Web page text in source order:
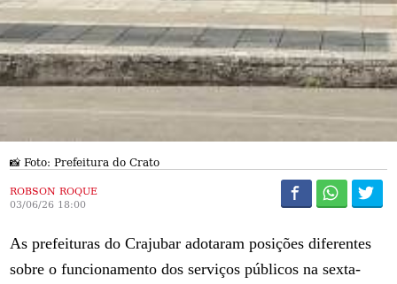
📸 Foto: Prefeitura do Crato
ROBSON ROQUE
03/06/26 18:00
As prefeituras do Crajubar adotaram posições diferentes
sobre o funcionamento dos serviços públicos na sexta-